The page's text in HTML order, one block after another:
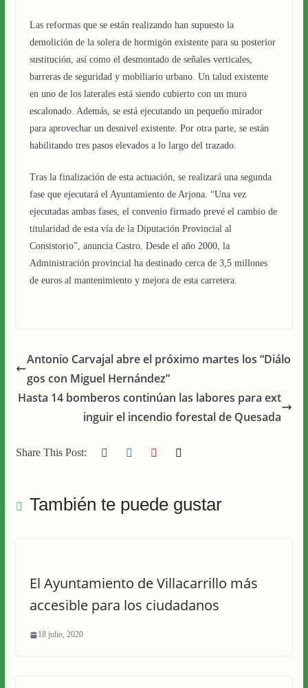
Las reformas que se están realizando han supuesto la
demolición de la solera de hormigón existente para su posterior
sustitución, así como el desmontado de señales verticales,
barreras de seguridad y mobiliario urbano. Un talud existente
en uno de los laterales está siendo cubierto con un muro
escalonado. Además, se está ejecutando un pequeño mirador
para aprovechar un desnivel existente. Por otra parte, se están
habilitando tres pasos elevados a lo largo del trazado.
Tras la finalización de esta actuación, se realizará una segunda
fase que ejecutará el Ayuntamiento de Arjona. “Una vez
ejecutadas ambas fases, el convenio firmado prevé el cambio de
titularidad de esta vía de la Diputación Provincial al
Consistorio”, anuncia Castro. Desde el año 2000, la
Administración provincial ha destinado cerca de 3,5 millones
de euros al mantenimiento y mejora de esta carretera.
Antonio Carvajal abre el próximo martes los “Diálo
gos con Miguel Hernández”
Hasta 14 bomberos continúan las labores para ext
inguir el incendio forestal de Quesada
Share This Post:
También te puede gustar
El Ayuntamiento de Villacarrillo más
accesible para los ciudadanos
18 julio, 2020